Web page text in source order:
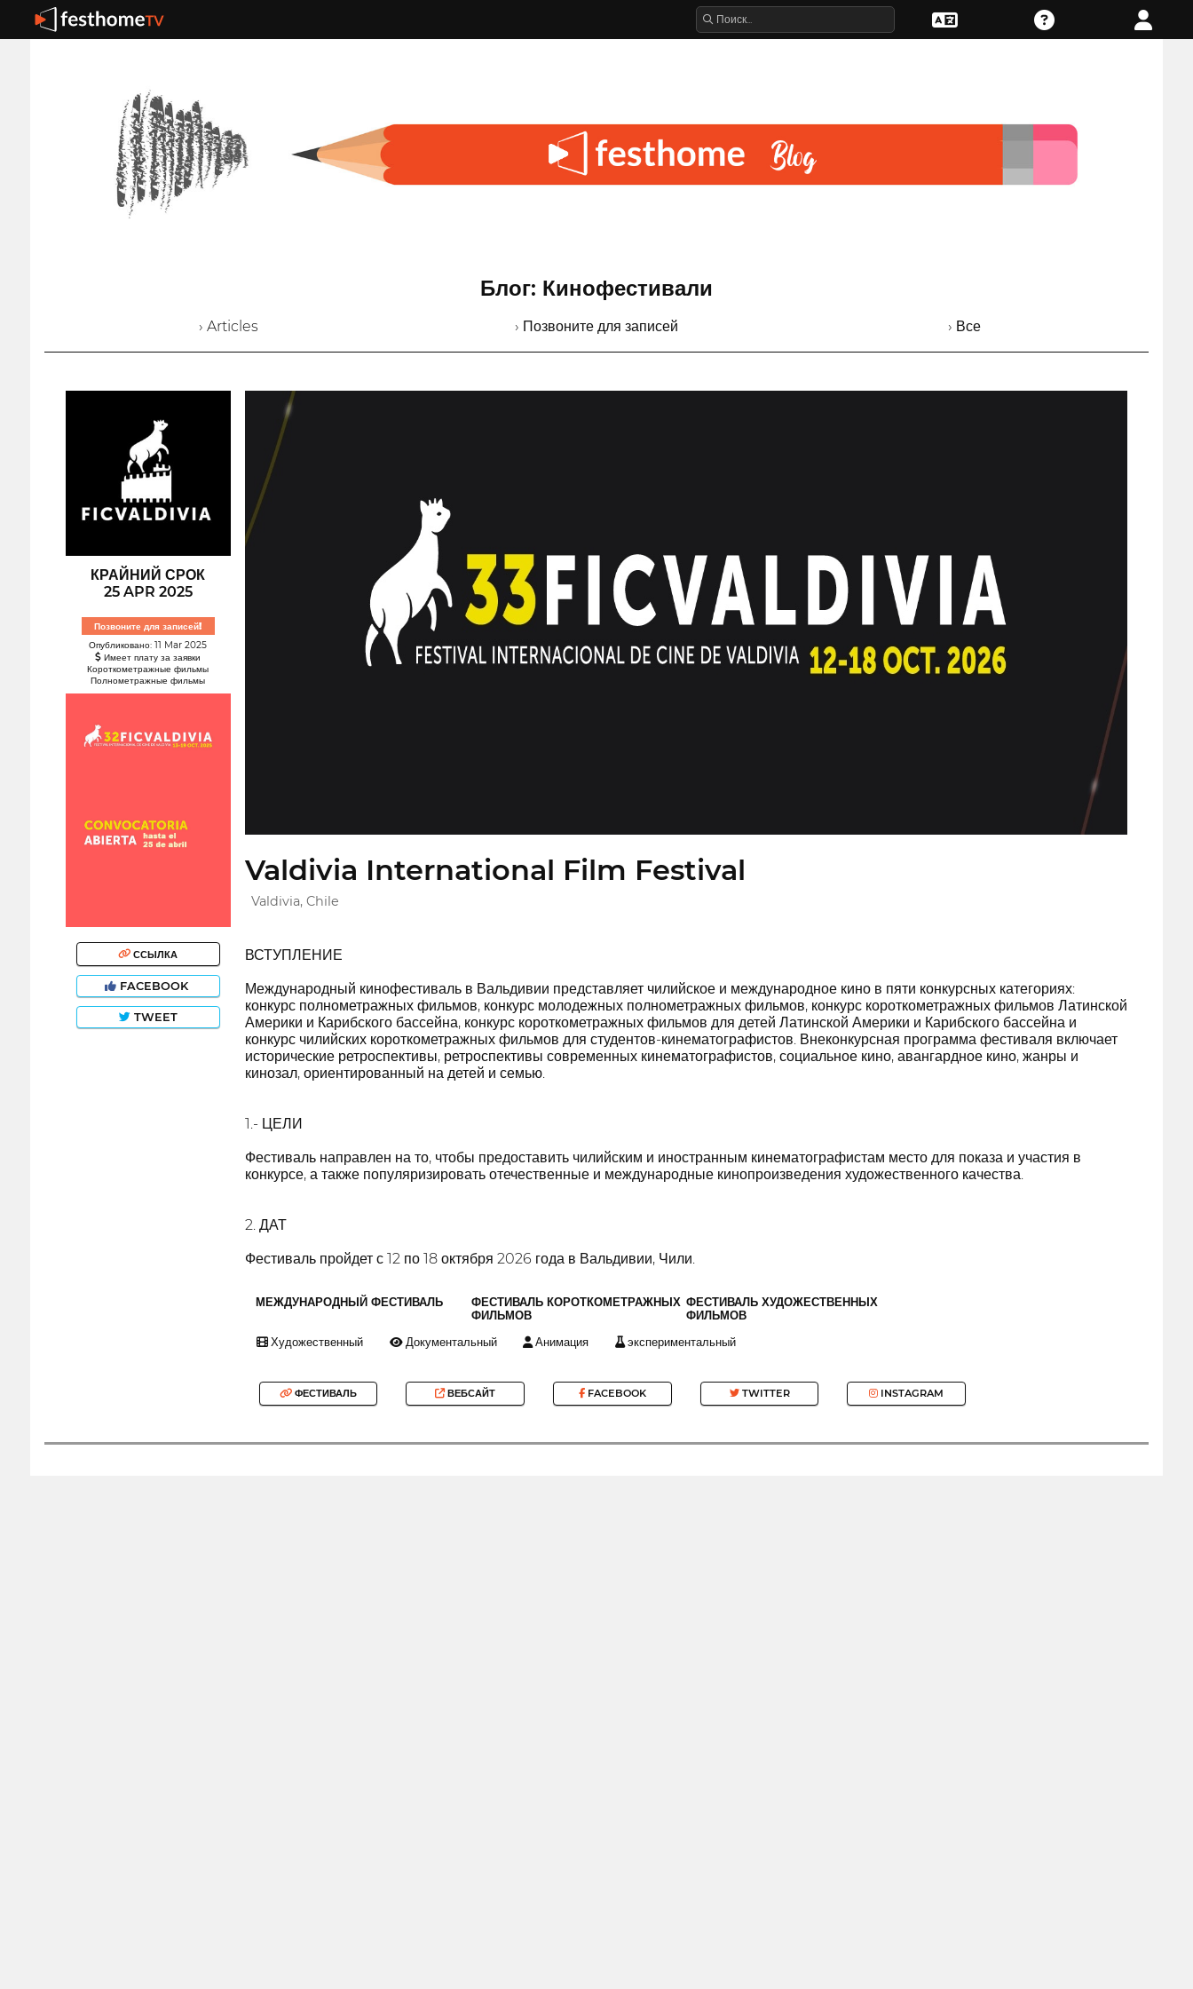
Блог: Кинофестивали
› Articles › Позвоните для записей › Все
КРАЙНИЙ СРОК
25 APR 2025
Позвоните для записей!
Опубликовано: 11 Mar 2025
Имеет плату за заявки
Короткометражные фильмы
Полнометражные фильмы
ССЫЛКА
FACEBOOK
TWEET
Valdivia International Film Festival
Valdivia, Chile
ВСТУПЛЕНИЕ
Международный кинофестиваль в Вальдивии представляет чилийское и международное кино в пяти конкурсных категориях:
конкурс полнометражных фильмов, конкурс молодежных полнометражных фильмов, конкурс короткометражных фильмов Латинской
Америки и Карибского бассейна, конкурс короткометражных фильмов для детей Латинской Америки и Карибского бассейна и
конкурс чилийских короткометражных фильмов для студентов-кинематографистов. Внеконкурсная программа фестиваля включает
исторические ретроспективы, ретроспективы современных кинематографистов, социальное кино, авангардное кино, жанры и
кинозал, ориентированный на детей и семью.
1.- ЦЕЛИ
Фестиваль направлен на то, чтобы предоставить чилийским и иностранным кинематографистам место для показа и участия в
конкурсе, а также популяризировать отечественные и международные кинопроизведения художественного качества.
2. ДАТ
Фестиваль пройдет с 12 по 18 октября 2026 года в Вальдивии, Чили.
МЕЖДУНАРОДНЫЙ ФЕСТИВАЛЬ
ФЕСТИВАЛЬ КОРОТКОМЕТРАЖНЫХ
ФИЛЬМОВ
ФЕСТИВАЛЬ ХУДОЖЕСТВЕННЫХ
ФИЛЬМОВ
Художественный Документальный Анимация экспериментальный
ФЕСТИВАЛЬ ВЕБСАЙТ FACEBOOK TWITTER INSTAGRAM